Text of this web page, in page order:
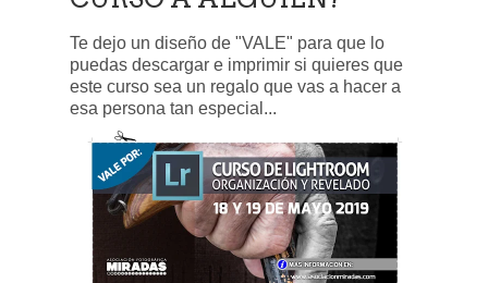
Te dejo un diseño de "VALE" para que lo
puedas descargar e imprimir si quieres que
este curso sea un regalo que vas a hacer a
esa persona tan especial...